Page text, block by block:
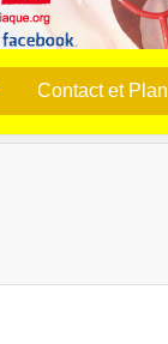
Contact et Plan